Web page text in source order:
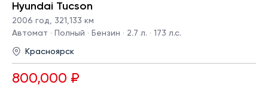
Hyundai Tucson
2006 год, 321,133 км
Автомат · Полный · Бензин · 2.7 л. · 173 л.с.
Красноярск
800,000 ₽